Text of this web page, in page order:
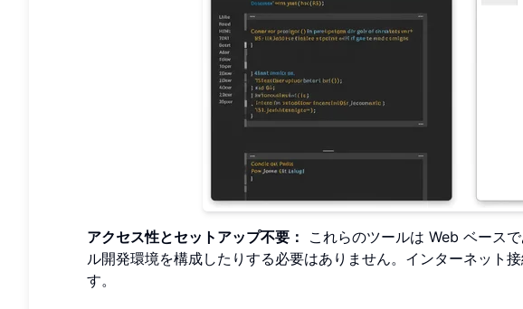
アクセス性とセットアップ不要：
これらのツールは Web ベース
ル開発環境を構成したりする必要はありません。インターネット
す。